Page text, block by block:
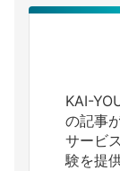
KAI-
の記事
サービ
験を提